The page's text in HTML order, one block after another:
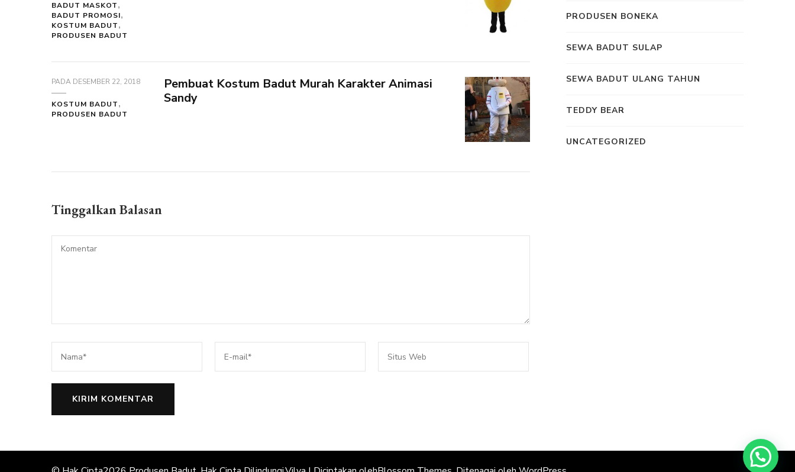
BADUT MASKOT
BADUT PROMOSI
KOSTUM BADUT
PRODUSEN BADUT
PADA DESEMBER 22, 2018
KOSTUM BADUT
PRODUSEN BADUT
Pembuat Kostum Badut Murah Karakter Animasi
Sandy
Tinggalkan Balasan
PRODUSEN BONEKA
SEWA BADUT SULAP
SEWA BADUT ULANG TAHUN
TEDDY BEAR
UNCATEGORIZED